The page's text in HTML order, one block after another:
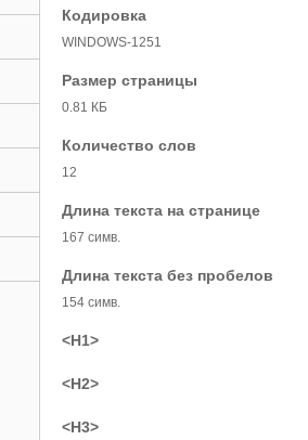
Кодировка
WINDOWS-1251
Размер страницы
0.81 КБ
Количество слов
12
Длина текста на странице
167 симв.
Длина текста без пробелов
154 симв.
<H1>
<H2>
<H3>